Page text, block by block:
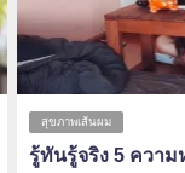
สุขภาพเส้นผม
รู้ทันรู้จริง 5 ควา